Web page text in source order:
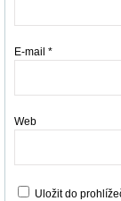
E-mail *
Web
Uložit do